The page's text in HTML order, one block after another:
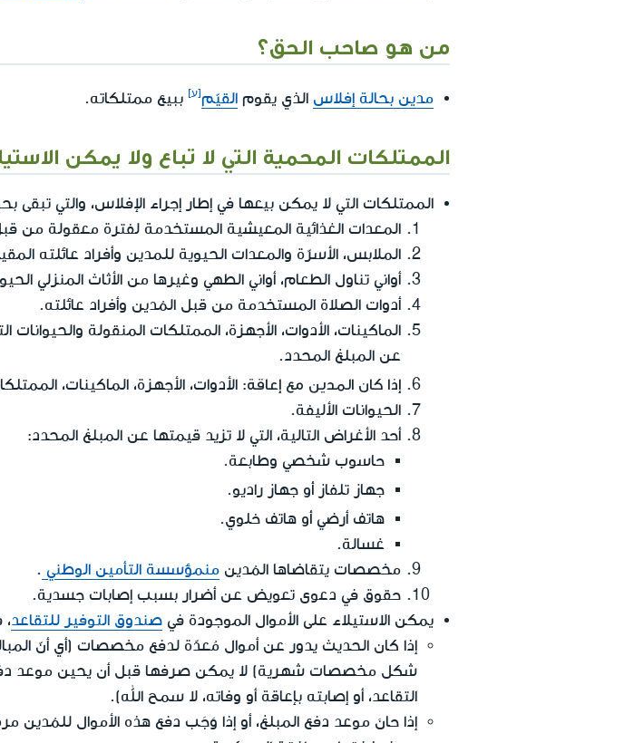
من هو صاحب الحق؟
مدين بحالة إفلاس الذي يقوم القيّم ببيع ممتلكاته.
الممتلكات المحمية التي لا تباع ولا يمكن
الممتلكات التي لا يمكن بيعها في إطار إجراء الإفلاس، والتي تبقى
المعدات الغذائية المعيشية المستخدمة لفترة معقولة من
الملابس، الأسرّة والمعدات الحيوية للمدين وأفراد عائلته
أواني تناول الطعام، أواني الطهي وغيرها من الأثاث المنزلي
أدوات الصلاة المستخدمة من قبل المُدين وأفراد عائلته.
الماكينات، الأدوات، الأجهزة، الممتلكات المنقولة
عن المبلغ المحدد.
إذا كان المدين مع إعاقة: الأدوات، الأجهزة، الماكينات،
الحيوانات الأليفة.
أحد الأغراض التالية، التي لا تزيد قيمتها عن المبلغ المحدد:
حاسوب شخصي وطابعة.
جهاز تلفازأو جهاز راديو.
هاتف أرضيأو هاتف خلوي.
غسالة.
مخصصات يتقاضاها المُدين منمؤسسة التأمين الوطني .
حقوق في دعوى تعويض عن أضرار بسبب إصابات جسدية.
يمكن الاستيلاء على الأموال الموجودة في صندوق التوفير للتقاعد،
إذا كان الحديث يدور عن أموال مُعدّة لدفع مخصصات (أي أنّ
شكل مخصصات شهرية) لا يمكن صرفها قبل أن يحين موعد
التقاعد، أو إصابته بإعاقة أو وفاته، لا سمح الله).
إذا حانَ موعد دفع المبلغ، أو إذا وَجَب دفع هذه الأموال